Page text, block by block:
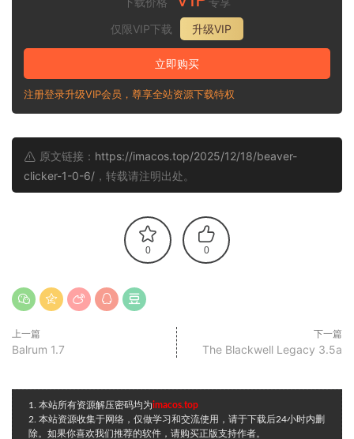
仅限VIP下载
升级VIP
立即购买
注册登录升级VIP会员，尊享全站资源下载特权
原文链接： https://imacos.top/2025/12/18/beaver-
clicker-1-0-6/ ，转载请注明出处。
0 0
上一篇
Balrum 1.7
下一篇
The Blackwell Legacy 3.5a
1. 本站所有资源解压密码均为imacos.top
2. 本站资源收集于网络，仅做学习和交流使用，请于下载后24小时内删
除。如果你喜欢我们推荐的软件，请购买正版支持作者。